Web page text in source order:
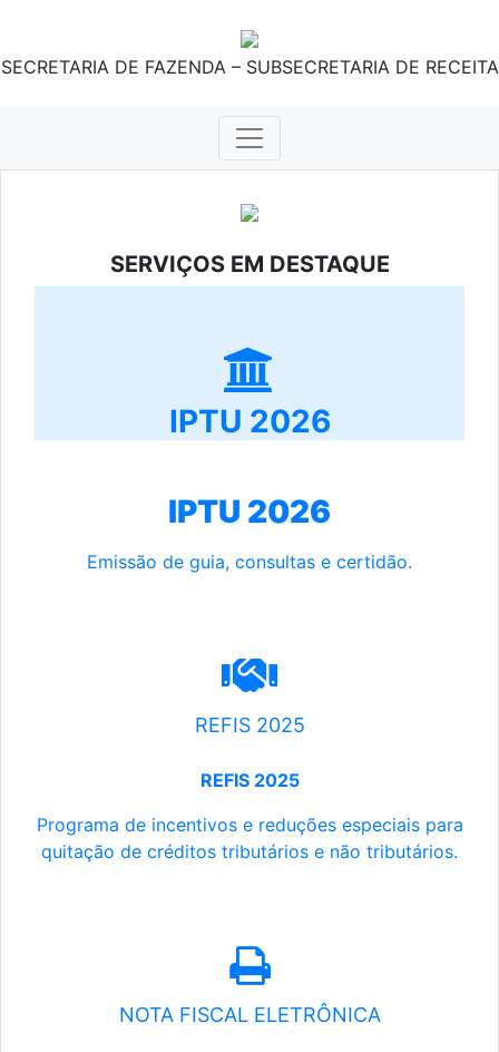
SECRETARIA DE FAZENDA – SUBSECRETARIA DE RECEITA
SERVIÇOS EM DESTAQUE
IPTU 2026
IPTU 2026
Emissão de guia, consultas e certidão.
REFIS 2025
REFIS 2025
Programa de incentivos e reduções especiais para
quitação de créditos tributários e não tributários.
NOTA FISCAL ELETRÔNICA